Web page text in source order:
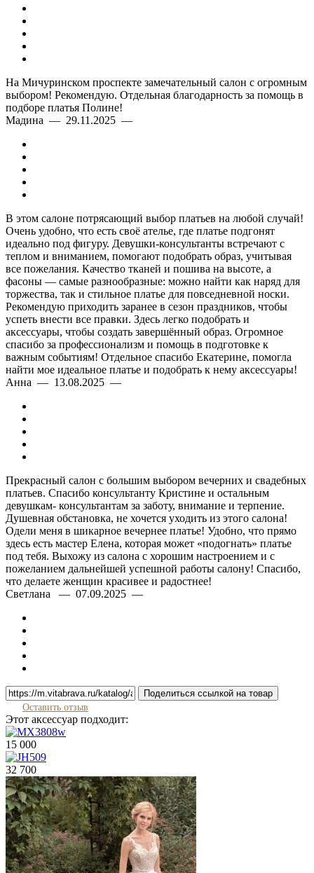
На Мичуринском проспекте замечательный салон с огромным
выбором! Рекомендую. Отдельная благодарность за помощь в
подборе платья Полине!
Мадина — 29.11.2025 —
В этом салоне потрясающий выбор платьев на любой случай!
Очень удобно, что есть своё ателье, где платье подгонят
идеально под фигуру. Девушки-консультанты встречают с
теплом и вниманием, помогают подобрать образ, учитывая
все пожелания. Качество тканей и пошива на высоте, а
фасоны — самые разнообразные: можно найти как наряд для
торжества, так и стильное платье для повседневной носки.
Рекомендую приходить заранее в сезон праздников, чтобы
успеть внести все правки. Здесь легко подобрать и
аксессуары, чтобы создать завершённый образ. Огромное
спасибо за профессионализм и помощь в подготовке к
важным событиям! Отдельное спасибо Екатерине, помогла
найти мое идеальное платье и подобрать к нему аксессуары!
Анна — 13.08.2025 —
Прекрасный салон с большим выбором вечерних и свадебных
платьев. Спасибо консультанту Кристине и остальным
девушкам- консультантам за заботу, внимание и терпение.
Душевная обстановка, не хочется уходить из этого салона!
Одели меня в шикарное вечернее платье! Удобно, что прямо
здесь есть мастер Елена, которая может «подогнать» платье
под тебя. Выхожу из салона с хорошим настроением и с
пожеланием дальнейшей успешной работы салону! Спасибо,
что делаете женщин красивее и радостнее!
Светлана — 07.09.2025 —
Поделиться ссылкой на товар
Оставить отзыв
Этот аксессуар подходит:
15 000
32 700